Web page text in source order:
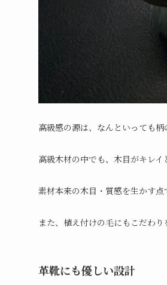
高級感の源は、なんといっても柄
高級木材の中でも、木目がキレ
素材本来の木目・質感を生かす点
また、植え付けの毛にもこだわ
革靴にも優しい設計